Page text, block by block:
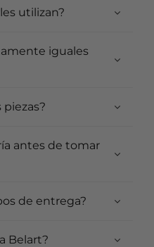
utilizan?
iguales
piezas?
antes de tomar
de entrega?
Belart?